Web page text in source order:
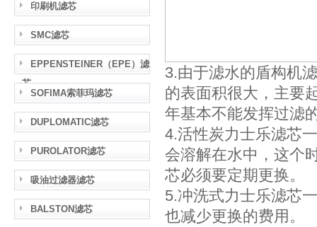
印刷机滤芯
SMC滤芯
EPPENSTEINER（EPE）滤
芯
SOFIMA索菲玛滤芯
DUPLOMATIC滤芯
PUROLATOR滤芯
吸油过滤器滤芯
BALSTON滤芯
3.由于滤水的盾构机
的表面积很大，主要
年基本不能发挥过滤
4.活性炭力士乐滤芯
会溶解在水中，这个
芯必须要定期更换。
5.冲洗式力士乐滤芯
也减少更换的费用。